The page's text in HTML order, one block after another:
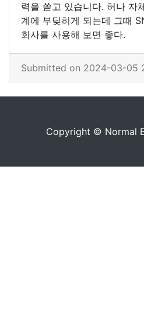
력을 쏟고 있습니다. 허나 자
계에 부딪히게 되는데 그때
회사를 사용해 보면 좋다.
Submitted on 2024-03-05
Copyright © Normal